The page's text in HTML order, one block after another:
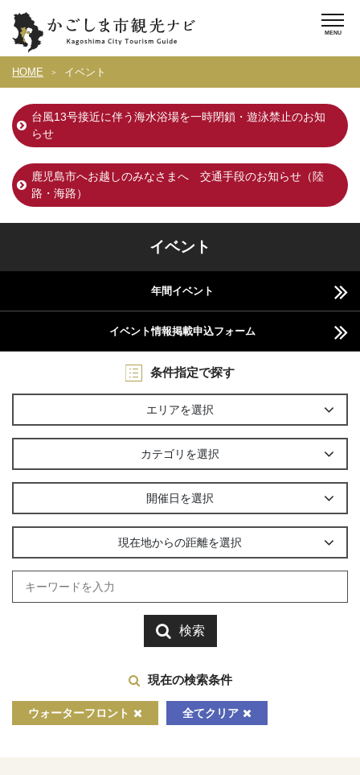
HOME イベント
台風13号接近に伴う海水浴場を一時閉鎖・遊泳禁止のお知
らせ
鹿児島市へお越しのみなさまへ 交通手段のお知らせ（陸
路・海路）
イベント
年間イベント
イベント情報掲載申込フォーム
条件指定で探す
エリアを選択
カテゴリを選択
開催日を選択
現在地からの距離を選択
検索
現在の検索条件
ウォーターフロント 全てクリア